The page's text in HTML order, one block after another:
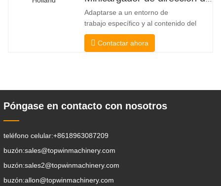
silencioso y ecológico motor eléctrico y
la innovadora dirección HX de 360°
permiten
Adaptarse a un entorno de
trabajo específico y al contenido del
trabajo De esta manera, se puede llevar
a cabo la pala, el apilamiento, la
zanjas, la limpieza de avenidas . Un
Contactar ahora
Póngase en contacto con nosotros
teléfono celular:+8618963087209
buzón:sales@topwinmachinery.com
buzón:sales2@topwinmachinery.com
buzón:allon@topwinmachinery.com